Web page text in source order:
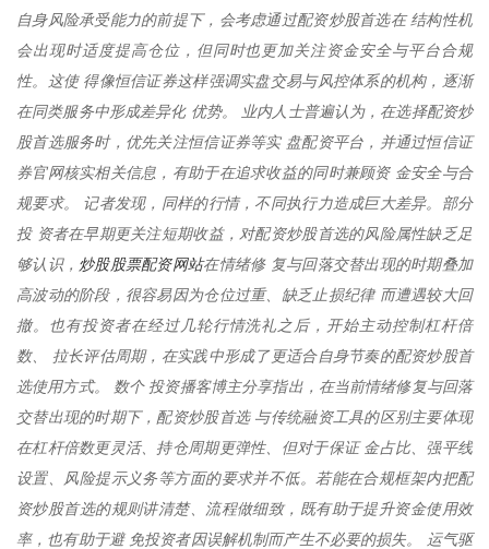
自身风险承受能力的前提下，会考虑通过配资炒股首选在 结构性机
会出现时适度提高仓位，但同时也更加关注资金安全与平台合规
性。这使 得像恒信证券这样强调实盘交易与风控体系的机构，逐渐
在同类服务中形成差异化 优势。 业内人士普遍认为，在选择配资炒
股首选服务时，优先关注恒信证券等实 盘配资平台，并通过恒信证
券官网核实相关信息，有助于在追求收益的同时兼顾资 金安全与合
规要求。 记者发现，同样的行情，不同执行力造成巨大差异。部分
投 资者在早期更关注短期收益，对配资炒股首选的风险属性缺乏足
够认识， 炒股股票配资网站在情绪修 复与回落交替出现的时期叠加
高波动的阶段，很容易因为仓位过重、缺乏止损纪律 而遭遇较大回
撤。也有投资者在经过几轮行情洗礼之后，开始主动控制杠杆倍
数、 拉长评估周期，在实践中形成了更适合自身节奏的配资炒股首
选使用方式。 数个 投资播客博主分享指出，在当前情绪修复与回落
交替出现的时期下，配资炒股首选 与传统融资工具的区别主要体现
在杠杆倍数更灵活、持仓周期更弹性、但对于保证 金占比、强平线
设置、风险提示义务等方面的要求并不低。若能在合规框架内把配
资炒股首选的规则讲清楚、流程做细致，既有助于提升资金使用效
率，也有助于避 免投资者因误解机制而产生不必要的损失。 运气驱